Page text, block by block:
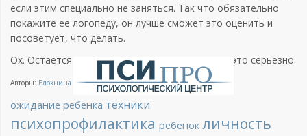
если этим специально не заняться. Так что обязательно
покажите ее логопеду, он лучше сможет это оценить и
посоветует, что делать.
Ох. Остается надеяться, что они восприняли это серьезно.
Авторы: Блохнина Елена, психолог
ожидание ребенка техники
психопрофилактика ребенок личность